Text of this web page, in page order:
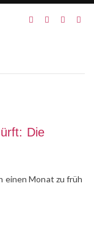
Die
einen Monat zu früh